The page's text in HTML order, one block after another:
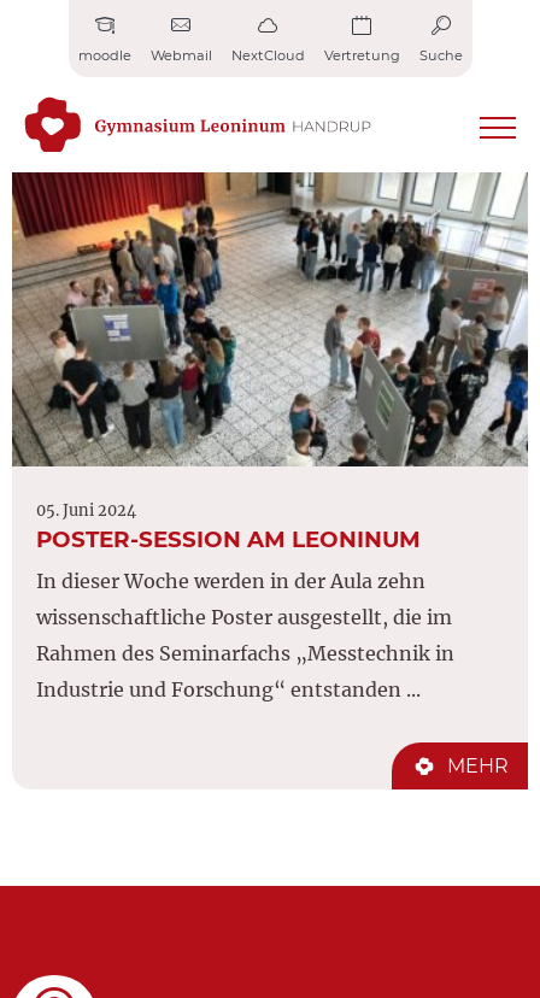
moodle Webmail NextCloud Vertretung Suche
05. Juni 2024
POSTER-SESSION AM LEONINUM
In dieser Woche werden in der Aula zehn
wissenschaftliche Poster ausgestellt, die im
Rahmen des Seminarfachs „Messtechnik in
Industrie und Forschung“ entstanden ...
MEHR